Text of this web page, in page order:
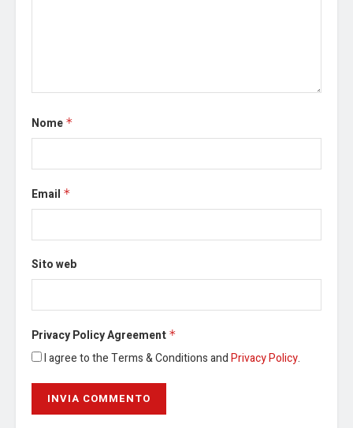
Nome *
Email *
Sito web
Privacy Policy Agreement *
I agree to the Terms & Conditions andPrivacy Policy.